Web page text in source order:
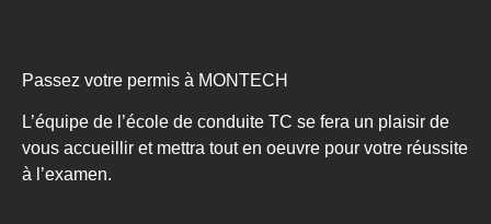
Passez votre permis à MONTECH
L’équipe de l’école de conduite TC se fera un plaisir de
vous accueillir et mettra tout en oeuvre pour votre réussite
à l’examen.